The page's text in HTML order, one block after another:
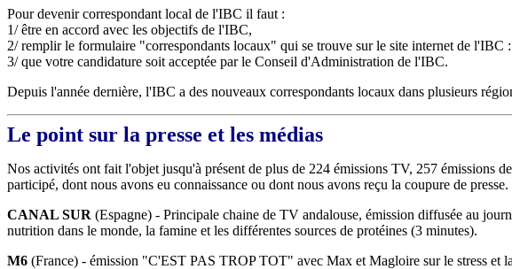
Pour devenir correspondant local de l'IBC il faut :
1/ être en accord avec les objectifs de l'IBC,
2/ remplir le formulaire "correspondants locaux" qui se trouve sur le site internet de l'IBC :
3/ que votre candidature soit acceptée par le Conseil d'Administration de l'IBC.
Depuis l'année dernière, l'IBC a des nouveaux correspondants locaux dans plusieurs
Le point sur la presse et les médias
Nos activités ont fait l'objet jusqu'à présent de plus de 224 émissions TV, 257 émissions
participé, dont nous avons eu connaissance ou dont nous avons reçu la coupure de
CANAL SUR (Espagne) - Principale chaine de TV andalouse, émission diffusée au
nutrition dans le monde, la famine et les différentes sources de protéines (3 minutes).
M6 (France) - émission "C'EST PAS TROP TOT" avec Max et Magloire sur le stress et